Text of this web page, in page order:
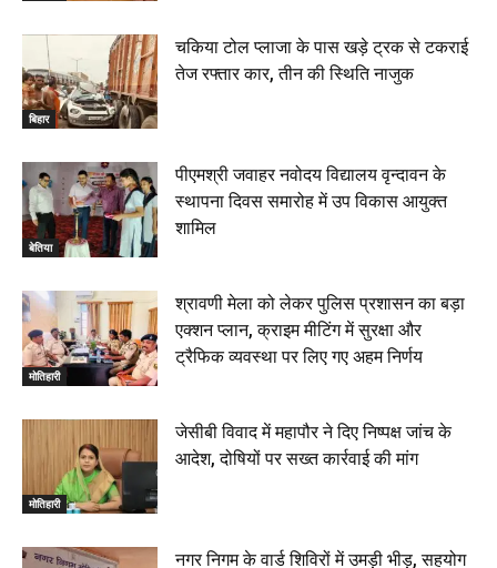
00:33
रक्सौल : सुरक्षा जॉंच को सोना-चांदी दुकानों का एसडीपीओ और
थानाध्यक्ष ने किया निरीक्षण, 19 June 2026
00:58
बेतिया में सगे भाई ने मां के साथ मिलकर की भाई की हत्या, शव
जलाया, दोनों गिरफ्तार, 14 June 2026
00:12
मोतिहारी। NDA सरकार, 12 साल विश्वास के, मीडिया संवाद में
सांसद रधामोहन सिंह, 13 June 2026
02:19
बिहार
चकिया टोल प्लाजा के पास खड़े ट्रक से टकराई
तेज रफ्तार कार, तीन की स्थिति नाजुक
बेतिया
पीएमश्री जवाहर नवोदय विद्यालय वृन्दावन के
स्थापना दिवस समारोह में उप विकास आयुक्त
शामिल
मोतिहारी
श्रावणी मेला को लेकर पुलिस प्रशासन का बड़ा
एक्शन प्लान, क्राइम मीटिंग में सुरक्षा और
ट्रैफिक व्यवस्था पर लिए गए अहम निर्णय
मोतिहारी
जेसीबी विवाद में महापौर ने दिए निष्पक्ष जांच के
आदेश, दोषियों पर सख्त कार्रवाई की मांग
नगर निगम के वार्ड शिविरों में उमड़ी भीड़, सहयोग